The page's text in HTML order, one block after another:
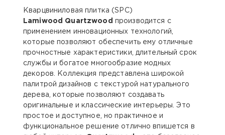
Кварцвиниловая плитка (SPC)
Lamiwood Quartzwood производится с
применением инновационных технологий,
которые позволяют обеспечить ему отличные
прочностные характеристики, длительный срок
службы и богатое многообразие модных
декоров. Коллекция представлена широкой
палитрой дизайнов c текстурой натурального
дерева, которые позволяют создавать
оригинальные и классические интерьеры. Это
простое и доступное, но практичное и
функциональное решение отлично впишется в